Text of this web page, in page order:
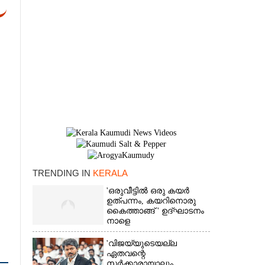
TRENDING IN KERALA
'ഒരുവീട്ടിൽ ഒരു കയർ
ഉത്പന്നം, കയറിനൊരു
കൈത്താങ്ങ് ' ഉദ്ഘാടനം
നാളെ
'വിജയ്‌യുടെയല്ല
ഏതവന്റെ